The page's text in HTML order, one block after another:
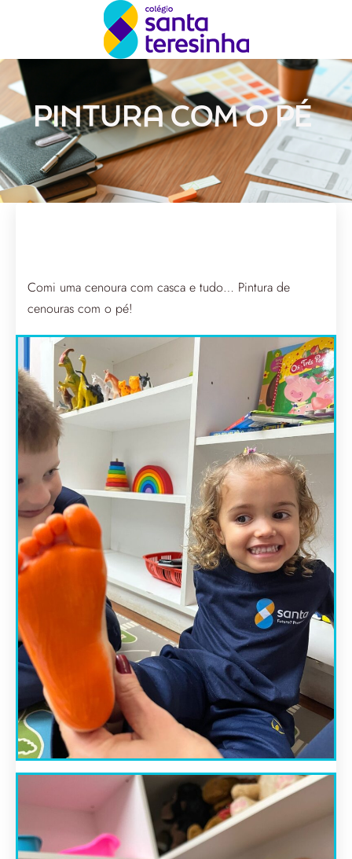
PINTURA COM O PÉ
Comi uma cenoura com casca e tudo… Pintura de
cenouras com o pé!